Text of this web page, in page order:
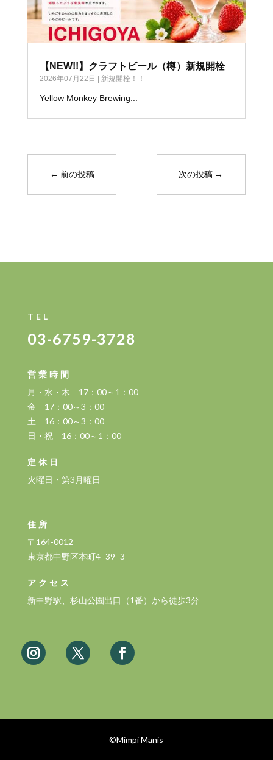
【NEW!!】クラフトビール（樽）新規開栓
2026年07月22日 | 新規開栓！！
Yellow Monkey Brewing...
← 前の投稿 次の投稿 →
TEL
03-6759-3728
営業時間
月・水・木 17：00～1：00
金 17：00～3：00
土 16：00～3：00
日・祝 16：00～1：00
定休日
火曜日・第3月曜日
住所
〒164-0012
東京都中野区本町4−39−3
アクセス
新中野駅、杉山公園出口（1番）から徒歩3分
©Mimpi Manis